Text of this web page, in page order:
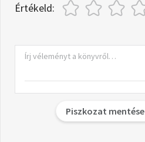
Értékeld:
Piszkozat mentése